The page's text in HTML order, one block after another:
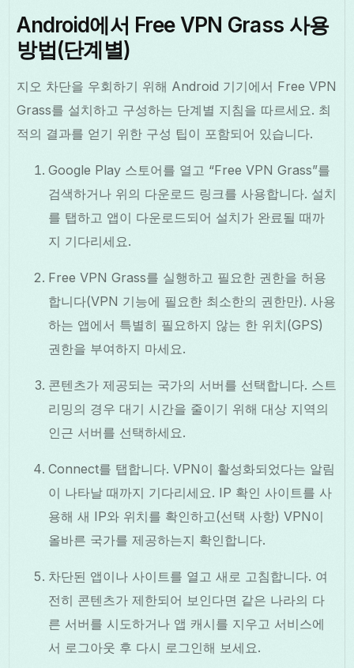
Android에서 Free VPN Grass 사용
방법(단계별)
지오 차단을 우회하기 위해 Android 기기에서 Free VPN
Grass를 설치하고 구성하는 단계별 지침을 따르세요. 최
적의 결과를 얻기 위한 구성 팁이 포함되어 있습니다.
Google Play 스토어를 열고 “Free VPN Grass”를
검색하거나 위의 다운로드 링크를 사용합니다. 설치
를 탭하고 앱이 다운로드되어 설치가 완료될 때까
지 기다리세요.
Free VPN Grass를 실행하고 필요한 권한을 허용
합니다(VPN 기능에 필요한 최소한의 권한만). 사용
하는 앱에서 특별히 필요하지 않는 한 위치(GPS)
권한을 부여하지 마세요.
콘텐츠가 제공되는 국가의 서버를 선택합니다. 스트
리밍의 경우 대기 시간을 줄이기 위해 대상 지역의
인근 서버를 선택하세요.
Connect를 탭합니다. VPN이 활성화되었다는 알림
이 나타날 때까지 기다리세요. IP 확인 사이트를 사
용해 새 IP와 위치를 확인하고(선택 사항) VPN이
올바른 국가를 제공하는지 확인합니다.
차단된 앱이나 사이트를 열고 새로 고침합니다. 여
전히 콘텐츠가 제한되어 보인다면 같은 나라의 다
른 서버를 시도하거나 앱 캐시를 지우고 서비스에
서 로그아웃 후 다시 로그인해 보세요.